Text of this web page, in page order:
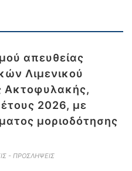
απευθείας
Λιμενικού
Ακτοφυλακής,
2026, με
μοριοδότησης
- ΠΡΟΣΛΗΨΕΙΣ